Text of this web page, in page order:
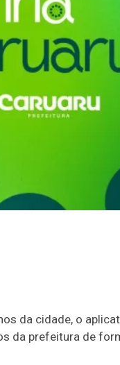
da cidade, o
da prefeitura de